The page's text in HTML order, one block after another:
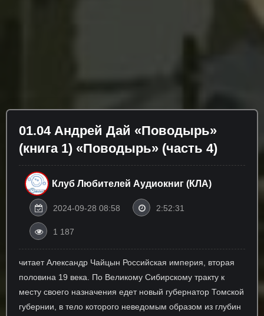
01.04 Андрей Дай «Поводырь»
(книга 1) «Поводырь» (часть 4)
Клуб Любителей Аудиокниг (КЛА)
2024-09-28 08:58 2:52:31
1 187
читает Александр Чайцын Российская империя, вторая
половина 19 века. По Великому Сибирскому тракту к
месту своего назначения едет новый губернатор Томской
губернии, в тело которого неведомым образом из глубин